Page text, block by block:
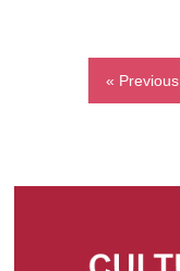
« Previous